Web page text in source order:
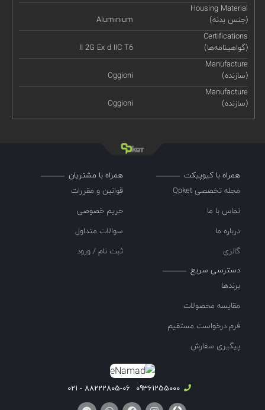
Housing Material
(جنس بدنه)
Aluminium
Certifications
(گواهینامه‌ها)
II 2G Ex d IIC T6
Manufacture
(سازنده)
Oggioni
Manufacture
(سازنده)
Oggioni
همراه با کیوپیکت
مجله تخصصی Qpket
تماس با ما
درباره ما
گالری
همراه با مشتریان
قوانین و مقررات
حریم خصوصی
سوالات متداول
ثبت نام / ورود
دسترسی سریع
برندها
مقایسه محصولات
فرم درخواست مستقیم
پیگیری سفارش
09361255000
88222805-06 - 021